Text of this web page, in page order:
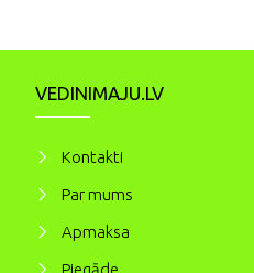
VEDINIMAJU.LV
Kontakti
Par mums
Apmaksa
Piegāde